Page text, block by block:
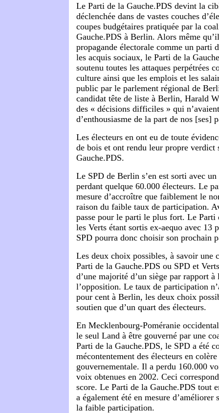
Le Parti de la Gauche.PDS devint la
déclenchée dans de vastes couches
coupes budgétaires pratiquée par la
Gauche.PDS à Berlin. Alors même
propagande électorale comme un parti
les acquis sociaux, le Parti de la
soutenu toutes les attaques perpétrées
culture ainsi que les emplois et les
public par le parlement régional de
candidat tête de liste à Berlin, Harald
des « décisions difficiles » qui
d’enthousiasme de la part de nos [ses]
Les électeurs en ont eu de toute
de bois et ont rendu leur propre verdict
Gauche.PDS.
Le SPD de Berlin s’en est sorti avec
perdant quelque 60.000 électeurs. Le
mesure d’accroître que faiblement le
raison du faible taux de participation.
passe pour le parti le plus fort. Le Parti
les Verts étant sortis ex-aequo avec 13
SPD pourra donc choisir son prochain
Les deux choix possibles, à savoir une
Parti de la Gauche.PDS ou SPD et
d’une majorité d’un siège par rapport à
l’opposition. Le taux de participation
pour cent à Berlin, les deux choix
soutien que d’un quart des électeurs.
En Mecklenbourg-Poméranie
le seul Land à être gouverné par une
Parti de la Gauche.PDS, le SPD a été
mécontentement des électeurs en
gouvernementale. Il a perdu 160.000
voix obtenues en 2002. Ceci
score. Le Parti de la Gauche.PDS tout
a également été en mesure d’améliorer
la faible participation.